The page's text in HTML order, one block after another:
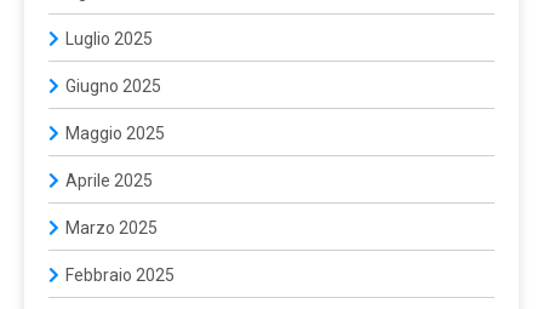
Luglio 2025
Giugno 2025
Maggio 2025
Aprile 2025
Marzo 2025
Febbraio 2025